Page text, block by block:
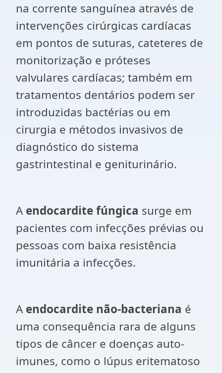
na corrente sanguínea através de
intervenções cirúrgicas cardíacas
em pontos de suturas, cateteres de
monitorização e próteses
valvulares cardíacas; também em
tratamentos dentários podem ser
introduzidas bactérias ou em
cirurgia e métodos invasivos de
diagnóstico do sistema
gastrintestinal e geniturinário.
A endocardite fúngica surge em
pacientes com infecções prévias ou
pessoas com baixa resistência
imunitária a infecções.
A endocardite não-bacteriana é
uma consequência rara de alguns
tipos de câncer e doenças auto-
imunes, como o lúpus eritematoso